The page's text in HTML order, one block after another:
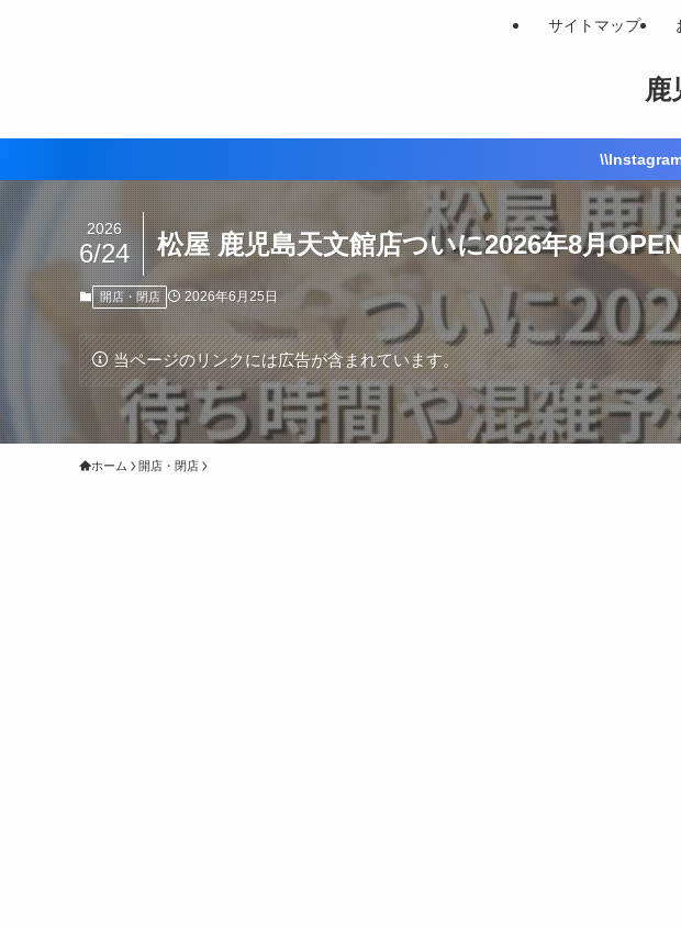
鹿
サイトマップ
松屋 鹿児島天文館店ついに2026年8月
2026
6/24
開店・閉店 2026年6月25日
当ページのリンクには広告が含まれています。
ホーム 開店・閉店